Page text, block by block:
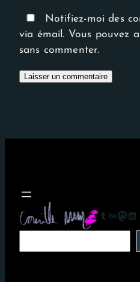
Notifiez-moi des
via émail. Vous pouvez
sans commenter.
Tumblr Behance Mastodon LinkedIn
e